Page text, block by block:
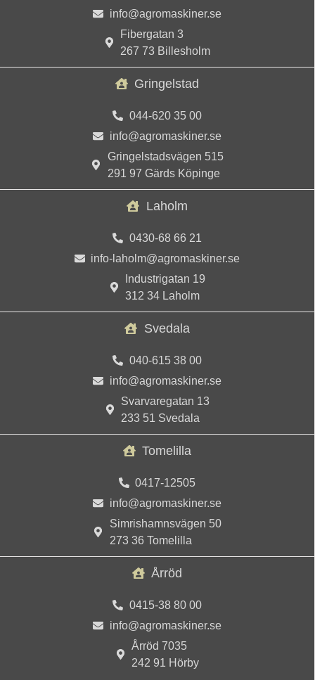
info@agromaskiner.se
Fibergatan 3
267 73 Billesholm
Gringelstad
044-620 35 00
info@agromaskiner.se
Gringelstadsvägen 515
291 97 Gärds Köpinge
Laholm
0430-68 66 21
info-laholm@agromaskiner.se
Industrigatan 19
312 34 Laholm
Svedala
040-615 38 00
info@agromaskiner.se
Svarvaregatan 13
233 51 Svedala
Tomelilla
0417-12505
info@agromaskiner.se
Simrishamnsvägen 50
273 36 Tomelilla
Årröd
0415-38 80 00
info@agromaskiner.se
Årröd 7035
242 91 Hörby